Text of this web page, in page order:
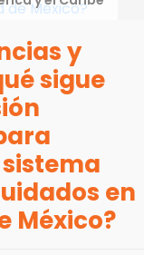
y
sigue
en
México?